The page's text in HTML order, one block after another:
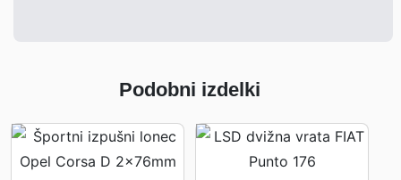
Podobni izdelki